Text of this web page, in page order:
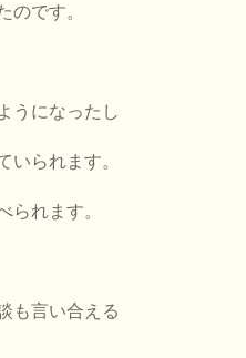
です。
うになったし
いられます。
れます。
も言い合える